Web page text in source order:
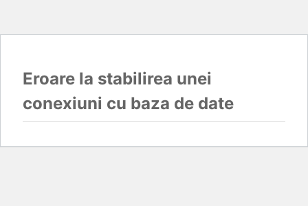
Eroare la stabilirea unei
conexiuni cu baza de date